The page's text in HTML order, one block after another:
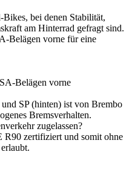
bei denen Stabilität,
am Hinterrad gefragt sind.
Belägen vorne für eine
Belägen vorne
SP (hinten) ist von Brembo
Bremsverhalten.
zugelassen?
R90 zertifiziert und somit ohne